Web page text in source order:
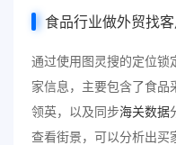
食品行业做外贸找
通过使用图灵搜的定位锁
家信息，主要包含了食品
领英，以及同步海关数据
查看街景，可以分析出买